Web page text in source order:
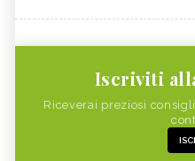
Iscriviti
Riceverai preziosi